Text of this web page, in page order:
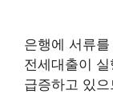
은행에 서류
전세대출이
급증하고 있